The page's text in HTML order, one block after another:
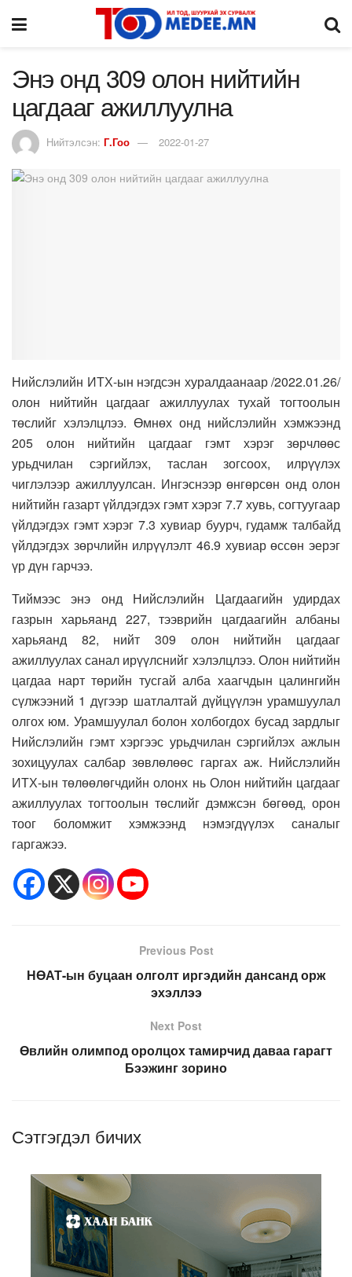
Энэ онд 309 олон нийтийн
цагдааг ажиллуулна
Нийтэлсэн: Г.Гоо 2022-01-27
Нийслэлийн ИТХ-ын нэгдсэн хуралдаанаар /2022.01.26/
олон нийтийн цагдааг ажиллуулах тухай тогтоолын
төслийг хэлэлцлээ. Өмнөх онд нийслэлийн хэмжээнд
205 олон нийтийн цагдааг гэмт хэрэг зөрчлөөс
урьдчилан сэргийлэх, таслан зогсоох, илрүүлэх
чиглэлээр ажиллуулсан. Ингэснээр өнгөрсөн онд олон
нийтийн газарт үйлдэгдэх гэмт хэрэг 7.7 хувь, согтуугаар
үйлдэгдэх гэмт хэрэг 7.3 хувиар буурч, гудамж талбайд
үйлдэгдэх зөрчлийн илрүүлэлт 46.9 хувиар өссөн эерэг
үр дүн гарчээ.
Тиймээс энэ онд Нийслэлийн Цагдаагийн удирдах
газрын харьяанд 227, тээврийн цагдаагийн албаны
харьяанд 82, нийт 309 олон нийтийн цагдааг
ажиллуулах санал ирүүлснийг хэлэлцлээ. Олон нийтийн
цагдаа нарт төрийн тусгай алба хаагчдын цалингийн
сүлжээний 1 дүгээр шатлалтай дүйцүүлэн урамшуулал
олгох юм. Урамшуулал болон холбогдох бусад зардлыг
Нийслэлийн гэмт хэргээс урьдчилан сэргийлэх ажлын
зохицуулах салбар зөвлөлөөс гаргах аж. Нийслэлийн
ИТХ-ын төлөөлөгчдийн олонх нь Олон нийтийн цагдааг
ажиллуулах тогтоолын төслийг дэмжсэн бөгөөд, орон
тоог боломжит хэмжээнд нэмэгдүүлэх саналыг
гаргажээ.
Previous Post
НӨАТ-ын буцаан олголт иргэдийн дансанд орж
эхэллээ
Next Post
Өвлийн олимпод оролцох тамирчид даваа гарагт
Бээжинг зорино
Сэтгэгдэл бичих